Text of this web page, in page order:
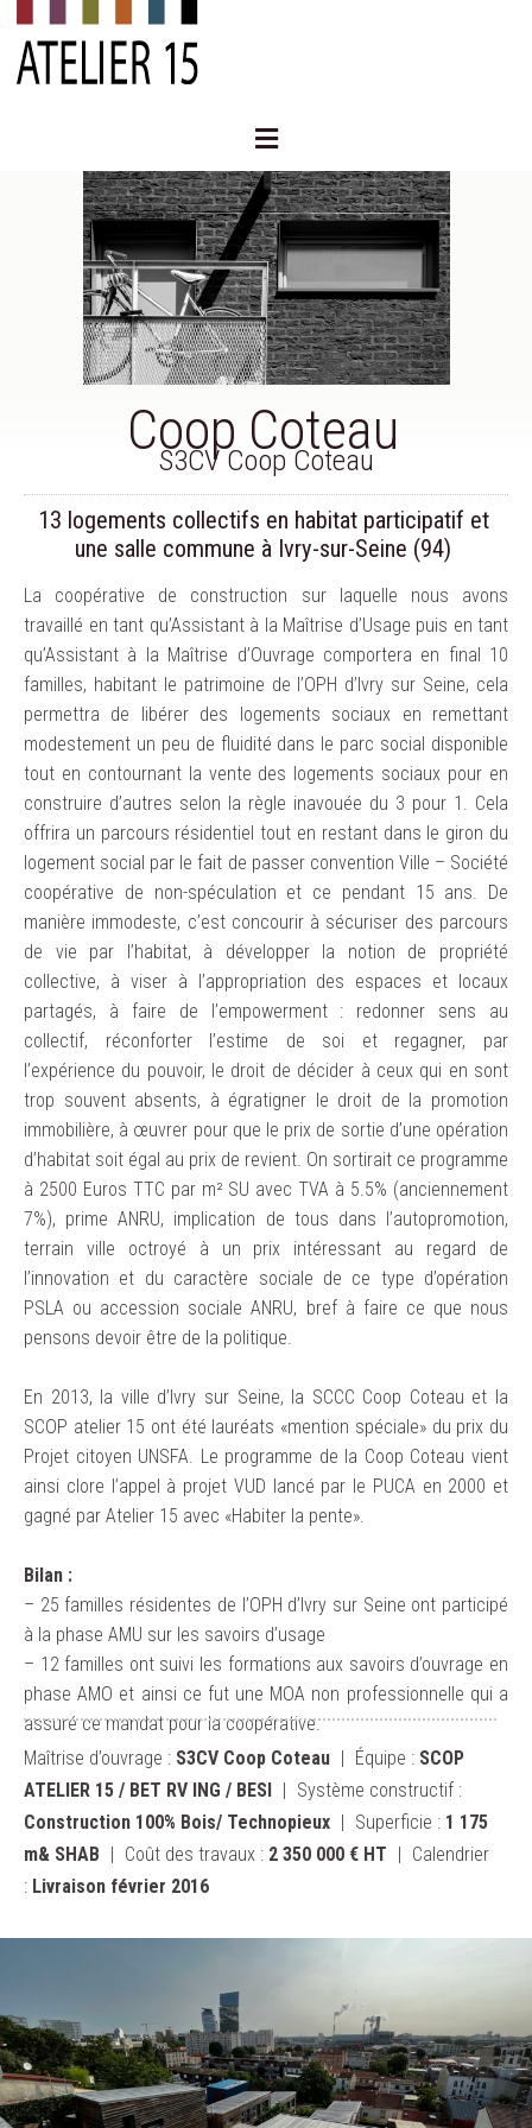
contenu
Menu
Coop Coteau
S3CV Coop Coteau
13 logements collectifs en habitat participatif et
une salle commune à Ivry-sur-Seine (94)
La coopérative de construction sur laquelle nous avons
travaillé en tant qu’Assistant à la Maîtrise d’Usage puis en tant
qu’Assistant à la Maîtrise d’Ouvrage comportera en final 10
familles, habitant le patrimoine de l’OPH d’Ivry sur Seine, cela
permettra de libérer des logements sociaux en remettant
modestement un peu de fluidité dans le parc social disponible
tout en contournant la vente des logements sociaux pour en
construire d’autres selon la règle inavouée du 3 pour 1. Cela
offrira un parcours résidentiel tout en restant dans le giron du
logement social par le fait de passer convention Ville – Société
coopérative de non-spéculation et ce pendant 15 ans. De
manière immodeste, c’est concourir à sécuriser des parcours
de vie par l’habitat, à développer la notion de propriété
collective, à viser à l’appropriation des espaces et locaux
partagés, à faire de l’empowerment : redonner sens au
collectif, réconforter l’estime de soi et regagner, par
l’expérience du pouvoir, le droit de décider à ceux qui en sont
trop souvent absents, à égratigner le droit de la promotion
immobilière, à œuvrer pour que le prix de sortie d’une opération
d’habitat soit égal au prix de revient. On sortirait ce programme
à 2500 Euros TTC par m² SU avec TVA à 5.5% (anciennement
7%), prime ANRU, implication de tous dans l’autopromotion,
terrain ville octroyé à un prix intéressant au regard de
l’innovation et du caractère sociale de ce type d’opération
PSLA ou accession sociale ANRU, bref à faire ce que nous
pensons devoir être de la politique.
En 2013, la ville d’Ivry sur Seine, la SCCC Coop Coteau et la
SCOP atelier 15 ont été lauréats «mention spéciale» du prix du
Projet citoyen UNSFA. Le programme de la Coop Coteau vient
ainsi clore l’appel à projet VUD lancé par le PUCA en 2000 et
gagné par Atelier 15 avec «Habiter la pente».
Bilan :
– 25 familles résidentes de l’OPH d’Ivry sur Seine ont participé
à la phase AMU sur les savoirs d’usage
– 12 familles ont suivi les formations aux savoirs d’ouvrage en
phase AMO et ainsi ce fut une MOA non professionnelle qui a
assuré ce mandat pour la coopérative.
Maîtrise d’ouvrage : S3CV Coop Coteau Équipe : SCOP
ATELIER 15 / BET RV ING / BESI
Système constructif :
Construction 100% Bois/ Technopieux
Superficie : 1 175
m& SHAB
Coût des travaux : 2 350 000 € HT
Calendrier
: Livraison février 2016